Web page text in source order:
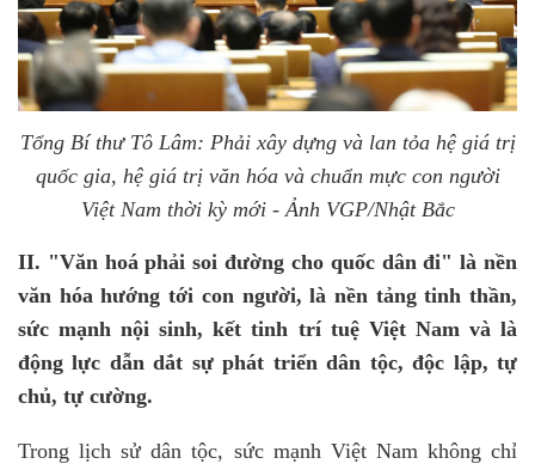
Tổng Bí thư Tô Lâm: Phải xây dựng và lan tỏa hệ giá trị
quốc gia, hệ giá trị văn hóa và chuẩn mực con người
Việt Nam thời kỳ mới - Ảnh VGP/Nhật Bắc
II. "Văn hoá phải soi đường cho quốc dân đi" là nền
văn hóa hướng tới con người, là nền tảng tinh thần,
sức mạnh nội sinh, kết tinh trí tuệ Việt Nam và là
động lực dẫn dắt sự phát triển dân tộc, độc lập, tự
chủ, tự cường.
Trong lịch sử dân tộc, sức mạnh Việt Nam không chỉ